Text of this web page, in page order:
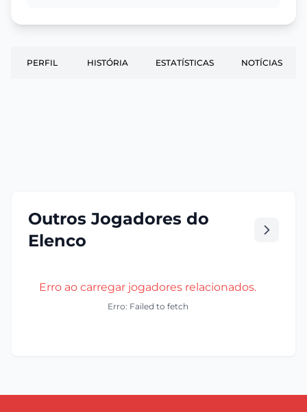
PERFIL HISTÓRIA ESTATÍSTICAS NOTÍCIAS
Outros Jogadores do
Elenco
Erro ao carregar jogadores relacionados.
Erro: Failed to fetch